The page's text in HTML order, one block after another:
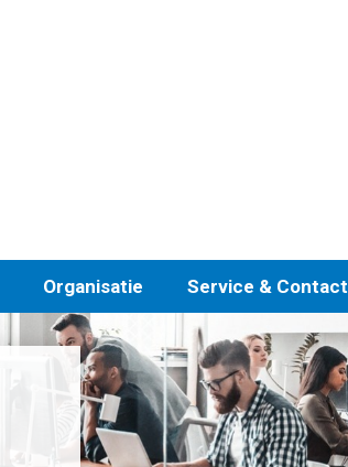
Organisatie Service & Contact